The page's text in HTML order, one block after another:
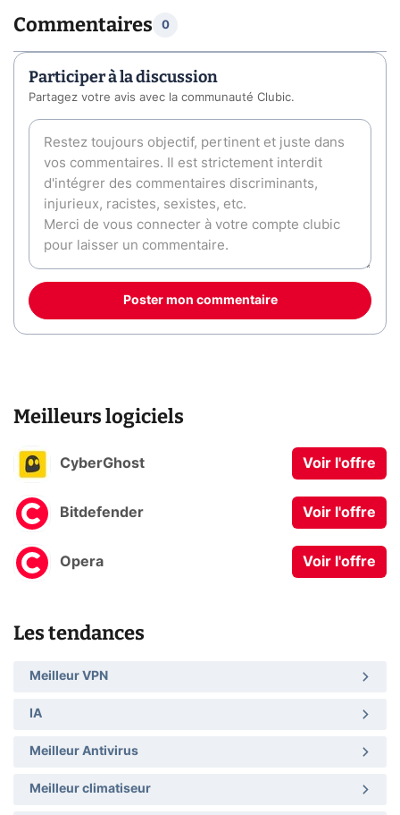
Commentaires 0
Participer à la discussion
Partagez votre avis avec la communauté Clubic.
Poster mon commentaire
Meilleurs logiciels
CyberGhost Voir l'offre
Bitdefender Voir l'offre
Opera Voir l'offre
Les tendances
Meilleur VPN
IA
Meilleur Antivirus
Meilleur climatiseur